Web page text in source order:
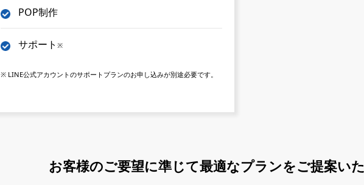
POP制作
サポート ※
※ LINE公式アカウントのサポートプランのお申し込みが別途必要です。
お客様のご要望に準じて最適なプランをご提案いた